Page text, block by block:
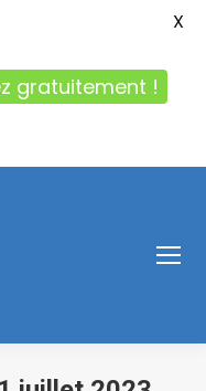
gratuitement !
X